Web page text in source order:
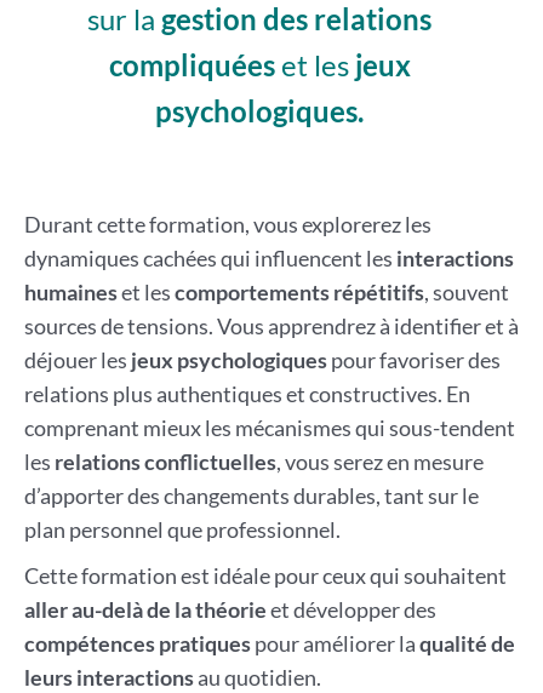
sur la gestion des relations
compliquées et les jeux
psychologiques.
Durant cette formation, vous explorerez les
dynamiques cachées qui influencent les interactions
humaineset lescomportements répétitifs, souvent
sources de tensions. Vous apprendrez à identifier et à
déjouer les jeux psychologiquespour favoriser des
relations plus authentiques et constructives. En
comprenant mieux les mécanismes qui sous-tendent
les relations conflictuelles, vous serez en mesure
d’apporter des changements durables, tant sur le
plan personnel que professionnel.
Cette formation est idéale pour ceux qui souhaitent
aller au-delà de la théorieet développer des
compétences pratiquespour améliorer laqualité de
leurs interactionsau quotidien.